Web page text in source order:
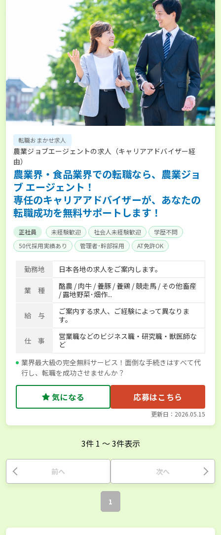
転職おまかせ求人
農業ジョブエージェントの求人（キャリアアドバイザー経
由）
農業界・食品業界での転職なら、農業ジョ
ブ エージェント！
専任のキャリアアドバイザーが、あなたの
転職成功を無料サポートします！
正社員 未経験歓迎 社会人未経験歓迎
学歴不問
50代採用実績あり
管理者･幹部採用
AT免許OK
家賃補助制度あり
食事補助あり
残業月20時間以内
賞与実績あり
年間休日100日以上
経験者優遇
独立支援可能
社会保険完備 単身寮あり
世帯寮あり
寮･社宅相談可
勤務地 日本各地の求人をご案内します。
業 種
酪農 / 肉牛 / 養豚 / 養鶏 / 競走馬 / その他畜産
/ 露地野菜･畑作...
給 与
ご案内する求人、ご経験によって異なりま
す。
仕 事
営業職などのビジネス職・研究職・獣医師な
ど
業界最大級の完全無料サービス！面倒な手続きはすべて代
行し、転職を成功させませんか？
気になる 応募はこちら
更新日：2026.05.15
3件 1 〜3件表示
前へ 次へ
1